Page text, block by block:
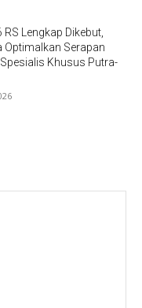
Lengkap Dikebut,
Optimalkan Serapan
Khusus Putra-